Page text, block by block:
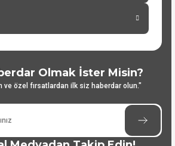
Olmak İster Misin?
ve özel fırsatlardan ilk siz haberdar olun."